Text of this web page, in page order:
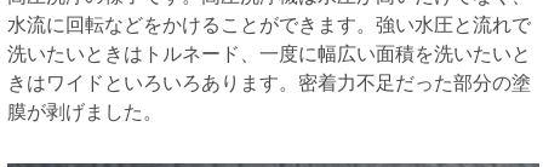
水流に回転などをかけることができます。強い水圧と流れで
洗いたいときはトルネード、一度に幅広い面積を洗いたいと
きはワイドといろいろあります。密着力不足だった部分の塗
膜が剥げました。